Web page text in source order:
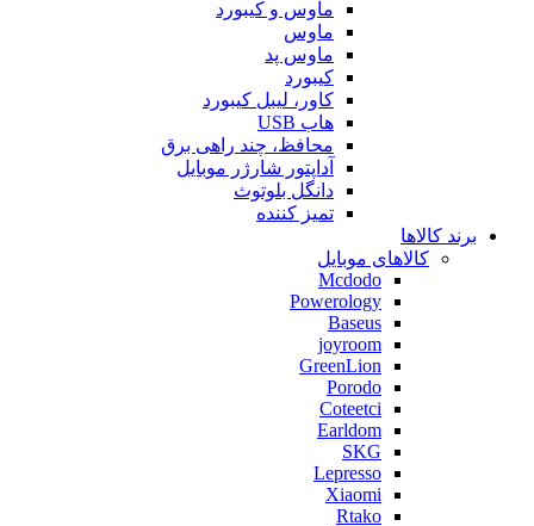
ماوس و کیبورد
ماوس
ماوس پد
کیبورد
کاور، لیبل کیبورد
هاب USB
محافظ، چند راهی برق
آداپتور شارژر موبایل
دانگل بلوتوث
تمیز کننده
برند کالاها
کالاهای موبایل
Mcdodo
Powerology
Baseus
joyroom
GreenLion
Porodo
Coteetci
Earldom
SKG
Lepresso
Xiaomi
Rtako